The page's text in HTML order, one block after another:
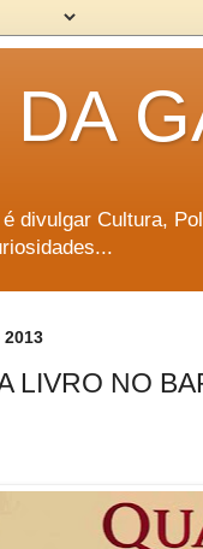
divulgar Cultura,
LIVRO NO